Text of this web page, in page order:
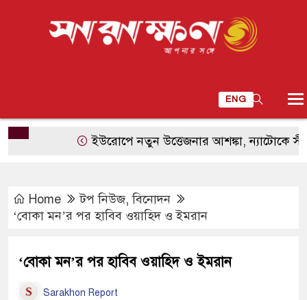
ENG
ইউরোপে নতুন উত্তেজনার আশঙ্কা, ন্যাটোকে সীমিত
Home টপ নিউজ,বিনোদন
‘বোকা মন’র পর হাবিব ওয়াহিদ ও ইমরান
‘বোকা মন’র পর হাবিব ওয়াহিদ ও ইমরান
Sarakhon Report